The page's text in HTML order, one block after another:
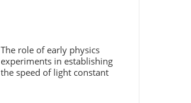
The role of early physics
experiments in establishing
the speed of light constant